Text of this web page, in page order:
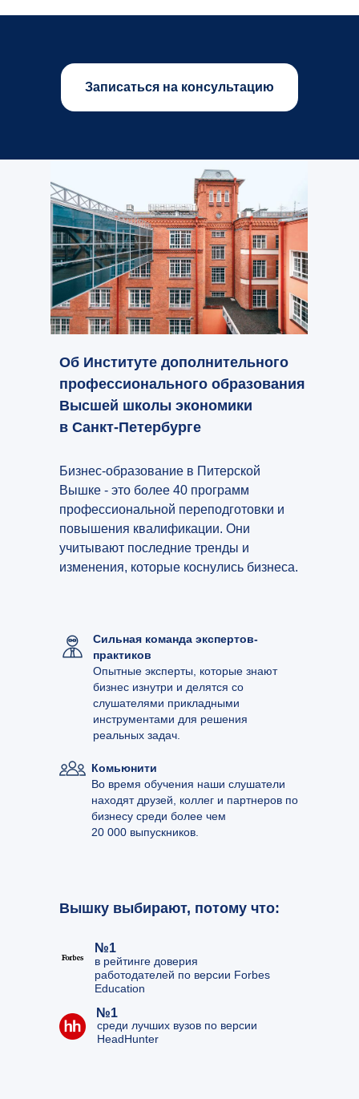
Записаться на консультацию
Сильная команда экспертов-
практиков
Опытные эксперты, которые знают
бизнес изнутри и делятся со
слушателями прикладными
инструментами для решения
реальных задач.
Об Институте дополнительного
профессионального образования
Высшей школы экономики
в Санкт-Петербурге
Вышку выбирают, потому что:
Бизнес-образование в Питерской
Вышке - это более 40 программ
профессиональной переподготовки и
повышения квалификации. Они
учитывают последние тренды и
изменения, которые коснулись бизнеса.
№1
№1
в рейтинге доверия
работодателей по версии Forbes
Education
среди лучших вузов по версии
HeadHunter
Комьюнити
Во время обучения наши слушатели
находят друзей, коллег и партнеров по
бизнесу среди более чем
20 000 выпускников.